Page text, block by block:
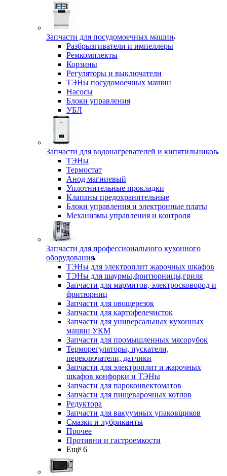
Запчасти для посудомоечных машин
Разбрызгиватели и импеллеры
Ремкомплекты
Корзины
Регуляторы и выключатели
ТЭНы посудомоечных машин
Насосы
Блоки управления
УБЛ
Запчасти для водонагревателей и кипятильников
ТЭНы
Термостат
Анод магниевый
Уплотнительные прокладки
Клапаны предохранительные
Блоки управления и электронные платы
Механизмы управления и контроля
Запчасти для профессионального кухонного
оборудования
ТЭНы для электроплит жарочных шкафов
ТЭНы для шаурмы,фритюрницы,гриля
Запчасти для мармитов, электросковород и
фритюрниц
Запчасти для овощерезок
Запчасти для картофелечисток
Запчасти для универсальных кухонных
машин УКМ
Запчасти для промышленных мясорубок
Терморегуляторы, пускатели,
переключатели, датчики
Запчасти для электроплит и жарочных
шкафов конфорки и ТЭНы
Запчасти для пароконвектоматов
Запчасти для пищеварочных котлов
Редуктора
Запчасти для вакуумных упаковщиков
Смазки и лубриканты
Прочее
Противни и гастроемкости
Ещё 6